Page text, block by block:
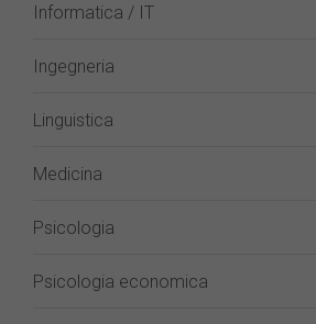
Informatica / IT
Ingegneria
Linguistica
Medicina
Psicologia
Psicologia economica